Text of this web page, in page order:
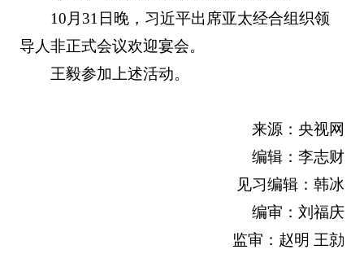
10月31日晚，习近平出席亚太经合组织领
导人非正式会议欢迎宴会。
王毅参加上述活动。
来源：央视网
编辑：李志财
见习编辑：韩冰
编审：刘福庆
监审：赵明 王勍